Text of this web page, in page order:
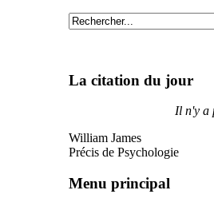
La citation du jour
Il n'y a
William James
Précis de Psychologie
Menu principal